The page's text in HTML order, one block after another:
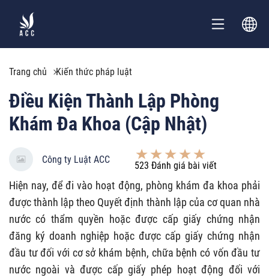
Trang chủ Kiến thức pháp luật
Điều Kiện Thành Lập Phòng
Khám Đa Khoa (Cập Nhật)
Công ty Luật ACC
523 Đánh giá bài viết
Hiện nay, để đi vào hoạt động, phòng khám đa khoa phải
được thành lập theo Quyết định thành lập của cơ quan nhà
nước có thẩm quyền hoặc được cấp giấy chứng nhận
đăng ký doanh nghiệp hoặc được cấp giấy chứng nhận
đầu tư đối với cơ sở khám bệnh, chữa bệnh có vốn đầu tư
nước ngoài và được cấp giấy phép hoạt động đối với